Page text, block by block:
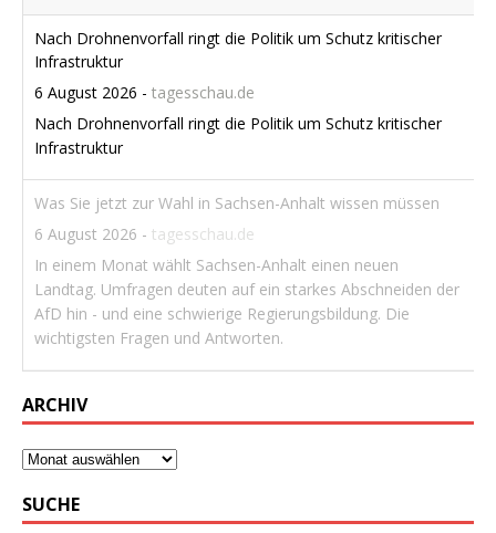
Nach Drohnenvorfall ringt die Politik um Schutz kritischer
Infrastruktur
6 August 2026 - tagesschau.de
Nach Drohnenvorfall ringt die Politik um Schutz kritischer
Infrastruktur
Was Sie jetzt zur Wahl in Sachsen-Anhalt wissen müssen
6 August 2026 - tagesschau.de
In einem Monat wählt Sachsen-Anhalt einen neuen
Landtag. Umfragen deuten auf ein starkes Abschneiden der
AfD hin - und eine schwierige Regierungsbildung. Die
wichtigsten Fragen und Antworten.
ARCHIV
SUCHE